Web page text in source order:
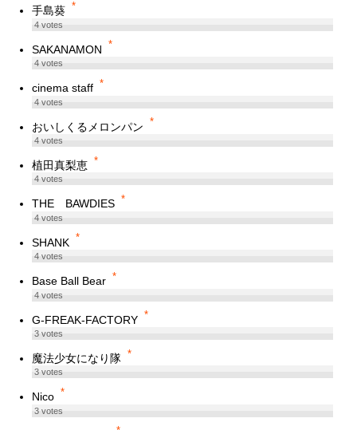
手島葵 *
4votes
SAKANAMON *
4votes
cinema staff *
4votes
おいしくるメロンパン *
4votes
植田真梨恵 *
4votes
THE BAWDIES *
4votes
SHANK *
4votes
Base Ball Bear *
4votes
G-FREAK-FACTORY *
3votes
魔法少女になり隊 *
3votes
Nico *
3votes